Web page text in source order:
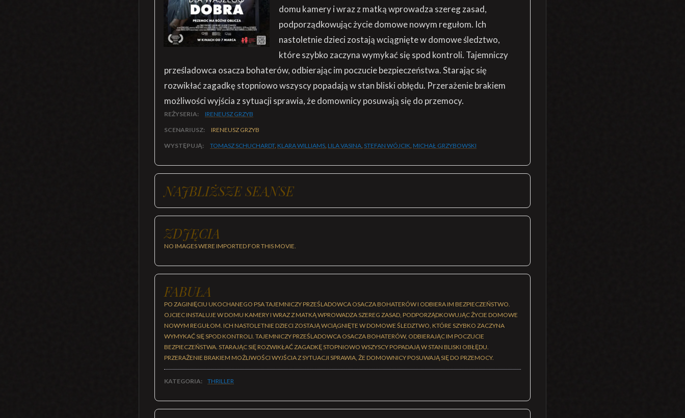
domu kamery i wraz z matką wprowadza szereg zasad,
podporządkowując życie domowe nowym regułom. Ich
nastoletnie dzieci zostają wciągnięte w domowe śledztwo,
które szybko zaczyna wymykać się spod kontroli. Tajemniczy
prześladowca osacza bohaterów, odbierając im poczucie bezpieczeństwa. Starając się
rozwikłać zagadkę stopniowo wszyscy popadają w stan bliski obłędu. Przerażenie brakiem
możliwości wyjścia z sytuacji sprawia, że domownicy posuwają się do przemocy.
REŻYSERIA: IRENEUSZ GRZYB
SCENARIUSZ: IRENEUSZ GRZYB
WYSTĘPUJĄ: TOMASZ SCHUCHARDT, KLARA WILLIAMS, LILA VASINA, STEFAN WÓJCIK, MICHAŁ GRZYBOWSKI
NAJBLIŻSZE SEANSE
ZDJĘCIA
NO IMAGES WERE IMPORTED FOR THIS MOVIE.
FABUŁA
PO ZAGINIĘCIU UKOCHANEGO PSA TAJEMNICZY PRZEŚLADOWCA OSACZA BOHATERÓW I ODBIERA IM BEZPIECZEŃSTWO.
OJCIEC INSTALUJE W DOMU KAMERY I WRAZ Z MATKĄ WPROWADZA SZEREG ZASAD, PODPORZĄDKOWUJĄC ŻYCIE DOMOWE
NOWYM REGUŁOM. ICH NASTOLETNIE DZIECI ZOSTAJĄ WCIĄGNIĘTE W DOMOWE ŚLEDZTWO, KTÓRE SZYBKO ZACZYNA
WYMYKAĆ SIĘ SPOD KONTROLI. TAJEMNICZY PRZEŚLADOWCA OSACZA BOHATERÓW, ODBIERAJĄC IM POCZUCIE
BEZPIECZEŃSTWA. STARAJĄC SIĘ ROZWIKŁAĆ ZAGADKĘ STOPNIOWO WSZYSCY POPADAJĄ W STAN BLISKI OBŁĘDU.
PRZERAŻENIE BRAKIEM MOŻLIWOŚCI WYJŚCIA Z SYTUACJI SPRAWIA, ŻE DOMOWNICY POSUWAJĄ SIĘ DO PRZEMOCY.
KATEGORIA: THRILLER